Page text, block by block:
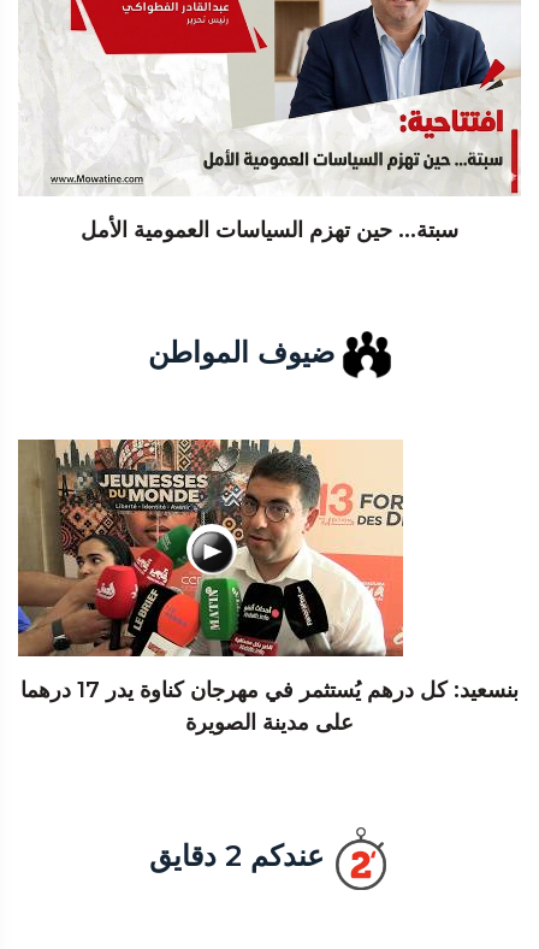
سبتة... حين تهزم السياسات العمومية الأمل
ضيوف المواطن
بنسعيد: كل درهم يُستثمر في مهرجان كناوة يدر 17 درهما
على مدينة الصويرة
عندكم 2 دقايق